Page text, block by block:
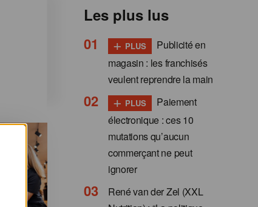
Les plus lus
+ PLUS
Publicité en
magasin : les franchisés
veulent reprendre la main
+ PLUS
Paiement
électronique : ces 10
mutations qu’aucun
commerçant ne peut
ignorer
René van der Zel (XXL